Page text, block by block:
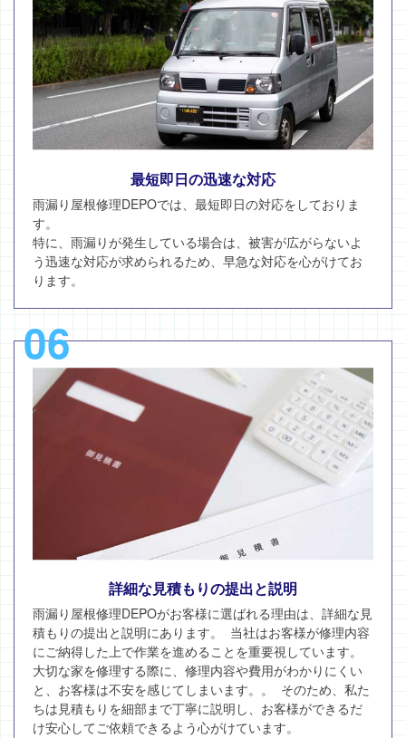
最短即日の迅速な対応
雨漏り屋根修理DEPOでは、最短即日の対応をしておりま
す。
特に、雨漏りが発生している場合は、被害が広がらないよ
う迅速な対応が求められるため、早急な対応を心がけてお
ります。
06
詳細な見積もりの提出と説明
雨漏り屋根修理DEPOがお客様に選ばれる理由は、詳細な見
積もりの提出と説明にあります。 当社はお客様が修理内容
にご納得した上で作業を進めることを重要視しています。
大切な家を修理する際に、修理内容や費用がわかりにくい
と、お客様は不安を感じてしまいます。。 そのため、私た
ちは見積もりを細部まで丁寧に説明し、お客様ができるだ
け安心してご依頼できるよう心がけています。